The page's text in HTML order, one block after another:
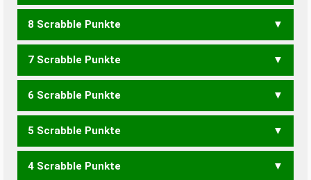
SCHEU SUCHE TUCHE
8 Scrabble Punkte
ECHT EUCH SECH TUCH
7 Scrabble Punkte
SCH CUTS ECUS
6 Scrabble Punkte
CES CSU CUT ECU SEC
5 Scrabble Punkte
HEUS HEUT HUST HUTE
4 Scrabble Punkte